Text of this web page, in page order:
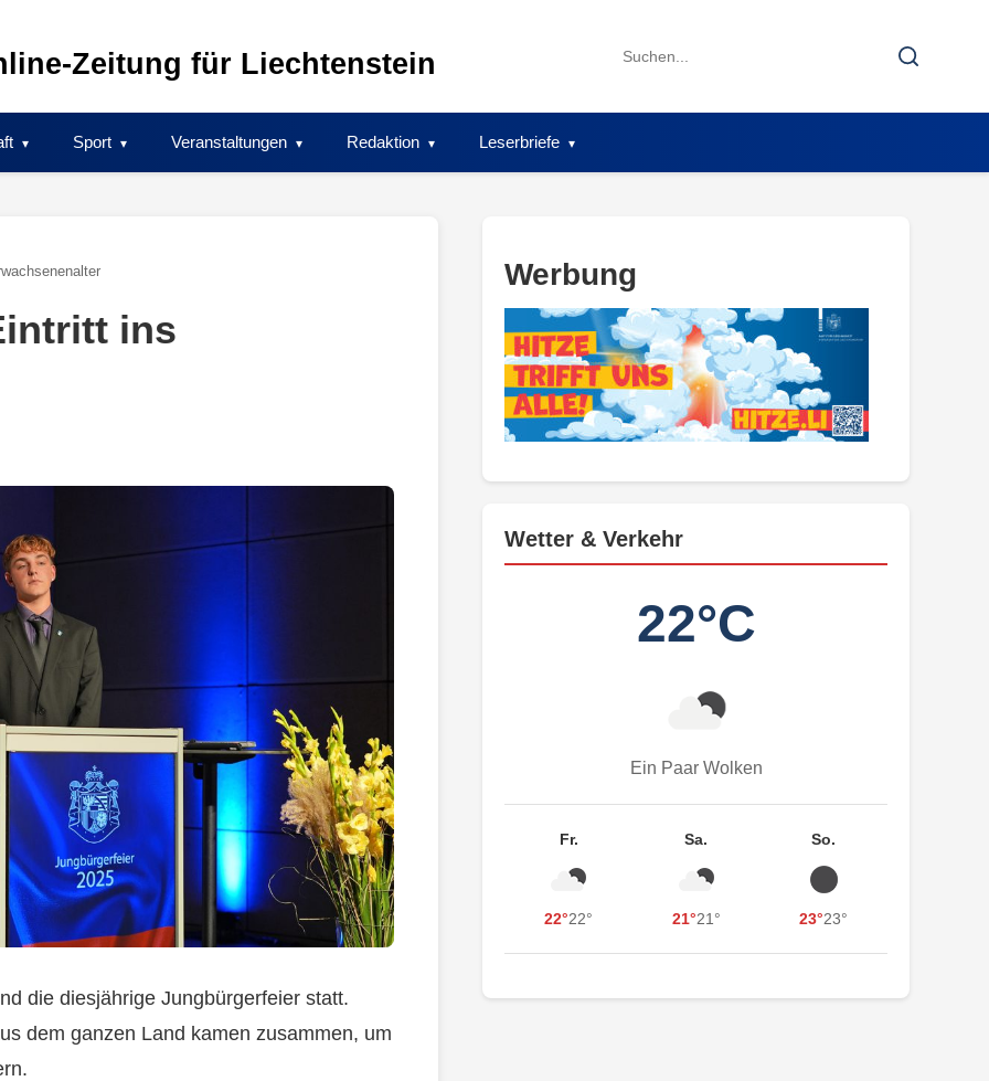
Zeitung für Liechtenstein
Search
Search
Sport Veranstaltungen Redaktion Leserbriefe
ins
die diesjährige Jungbürgerfeier statt.
dem ganzen Land kamen zusammen, um
Werbung
Wetter & Verkehr
22°C
Ein Paar Wolken
Fr.
22°22°
Sa.
21°21°
So.
23°23°